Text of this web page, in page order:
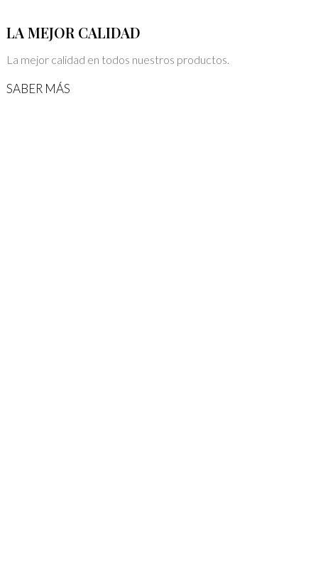
LA MEJOR CALIDAD
La mejor calidad en todos nuestros productos.
SABER MÁS